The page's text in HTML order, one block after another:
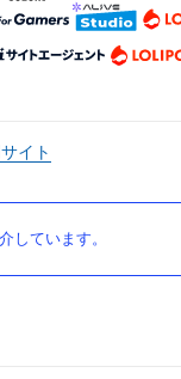
イト
しています。